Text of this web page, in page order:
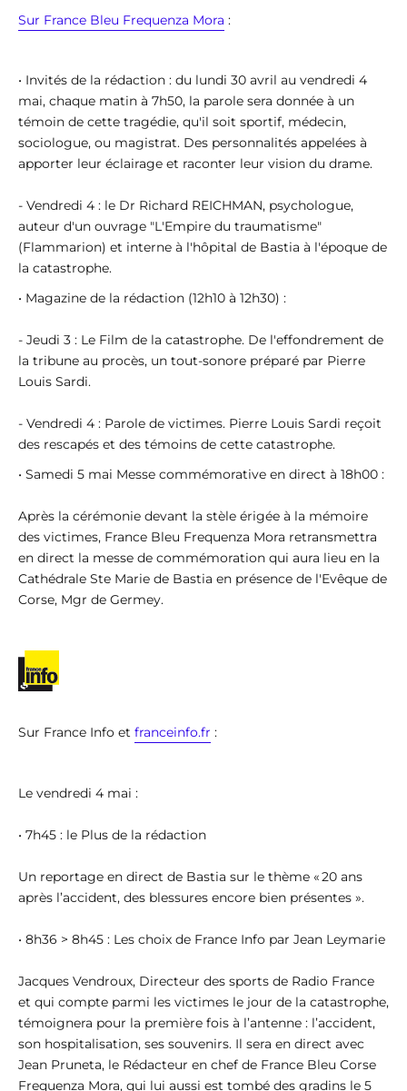
Sur France Bleu Frequenza Mora :
• Invités de la rédaction : du lundi 30 avril au vendredi 4
mai, chaque matin à 7h50, la parole sera donnée à un
témoin de cette tragédie, qu'il soit sportif, médecin,
sociologue, ou magistrat. Des personnalités appelées à
apporter leur éclairage et raconter leur vision du drame.
- Vendredi 4 : le Dr Richard REICHMAN, psychologue,
auteur d'un ouvrage "L'Empire du traumatisme"
(Flammarion) et interne à l'hôpital de Bastia à l'époque de
la catastrophe.
• Magazine de la rédaction (12h10 à 12h30) :
- Jeudi 3 : Le Film de la catastrophe. De l'effondrement de
la tribune au procès, un tout-sonore préparé par Pierre
Louis Sardi.
- Vendredi 4 : Parole de victimes. Pierre Louis Sardi reçoit
des rescapés et des témoins de cette catastrophe.
• Samedi 5 mai Messe commémorative en direct à 18h00 :
Après la cérémonie devant la stèle érigée à la mémoire
des victimes, France Bleu Frequenza Mora retransmettra
en direct la messe de commémoration qui aura lieu en la
Cathédrale Ste Marie de Bastia en présence de l'Evêque de
Corse, Mgr de Germey.
Sur France Info et franceinfo.fr :
Le vendredi 4 mai :
• 7h45 : le Plus de la rédaction
Un reportage en direct de Bastia sur le thème « 20 ans
après l’accident, des blessures encore bien présentes ».
• 8h36 > 8h45 : Les choix de France Info par Jean Leymarie
Jacques Vendroux, Directeur des sports de Radio France
et qui compte parmi les victimes le jour de la catastrophe,
témoignera pour la première fois à l’antenne : l’accident,
son hospitalisation, ses souvenirs. Il sera en direct avec
Jean Pruneta, le Rédacteur en chef de France Bleu Corse
Frequenza Mora, qui lui aussi est tombé des gradins le 5